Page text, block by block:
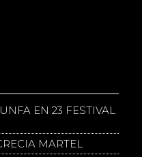
EN 23 FESTIVAL
MARTEL